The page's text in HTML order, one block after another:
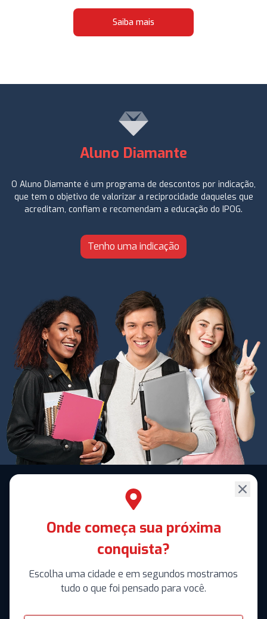
Saiba mais
Aluno Diamante
O Aluno Diamante é um programa de descontos por indicação,
que tem o objetivo de valorizar a reciprocidade daqueles que
acreditam, confiam e recomendam a educação do IPOG.
Tenho uma indicação
Onde começa sua próxima
conquista?
Escolha uma cidade e em segundos mostramos
tudo o que foi pensado para você.